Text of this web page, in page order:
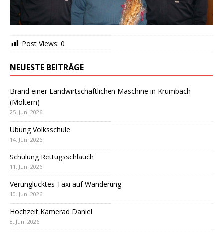
Post Views: 0
NEUESTE BEITRÄGE
Brand einer Landwirtschaftlichen Maschine in Krumbach
(Möltern)
25. Juni 2026
Übung Volksschule
14. Juni 2026
Schulung Rettugsschlauch
11. Juni 2026
Verunglücktes Taxi auf Wanderung
10. Juni 2026
Hochzeit Kamerad Daniel
8. Juni 2026